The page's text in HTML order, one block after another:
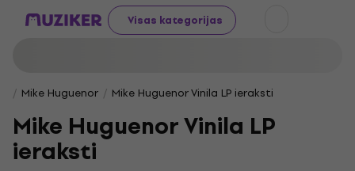
Visas kategorijas
Mike Huguenor Mike Huguenor Vinila LP ieraksti
Mike Huguenor Vinila LP
ieraksti